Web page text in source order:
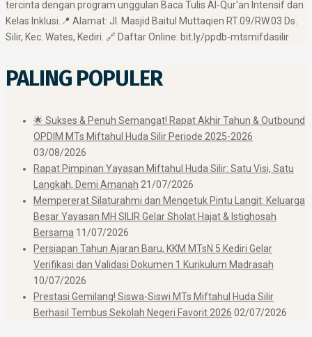
tercinta dengan program unggulan Baca Tulis Al-Qur'an Intensif dan
Kelas Inklusi. ​📍 Alamat: Jl. Masjid Baitul Muttaqien RT.09/RW.03 Ds.
Silir, Kec. Wates, Kediri. 🔗 Daftar Online: bit.ly/ppdb-mtsmifdasilir
PALING POPULER
🌟 Sukses & Penuh Semangat! Rapat Akhir Tahun & Outbound
OPDIM MTs Miftahul Huda Silir Periode 2025-2026
03/08/2026
Rapat Pimpinan Yayasan Miftahul Huda Silir: Satu Visi, Satu
Langkah, Demi Amanah 21/07/2026
Mempererat Silaturahmi dan Mengetuk Pintu Langit: Keluarga
Besar Yayasan MH SILIR Gelar Sholat Hajat & Istighosah
Bersama 11/07/2026
Persiapan Tahun Ajaran Baru, KKM MTsN 5 Kediri Gelar
Verifikasi dan Validasi Dokumen 1 Kurikulum Madrasah
10/07/2026
Prestasi Gemilang! Siswa-Siswi MTs Miftahul Huda Silir
Berhasil Tembus Sekolah Negeri Favorit 2026 02/07/2026